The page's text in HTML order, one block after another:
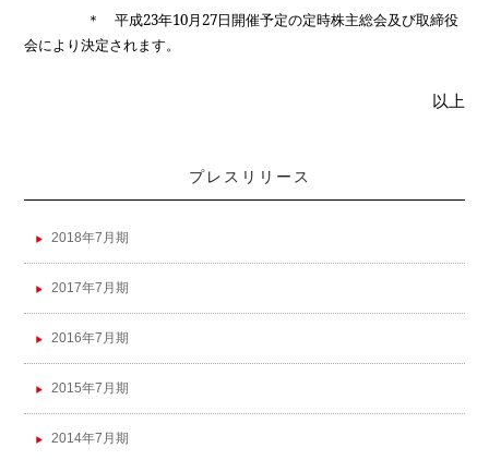
＊ 平成23年10月27日開催予定の定時株主総会及び取締役
会により決定されます。
以上
プレスリリース
2018年7月期
2017年7月期
2016年7月期
2015年7月期
2014年7月期